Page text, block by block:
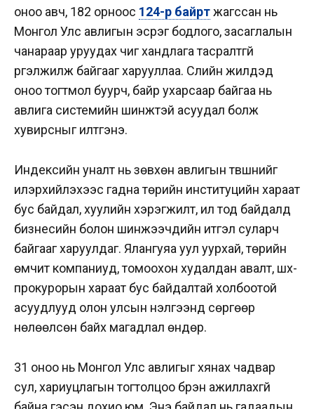
оноо авч, 182 орноос 124-р байртжагссан нь
Монгол Улс авлигын эсрэг бодлого, засаглалын
чанараар уруудах чиг хандлага тасралтгүй
үргэлжилж байгааг харууллаа. Сүүлийн жилүүдэд
оноо тогтмол буурч, байр ухарсаар байгаа нь
авлига системийн шинжтэй асуудал болж
хувирсныг илтгэнэ.
Индексийн уналт нь зөвхөн авлигын түвшнийг
илэрхийлэхээс гадна төрийн институцийн хараат
бус байдал, хуулийн хэрэгжилт, ил тод байдалд
бизнесийн болон шинжээчдийн итгэл суларч
байгааг харуулдаг. Ялангуяа уул уурхай, төрийн
өмчит компаниуд, томоохон худалдан авалт, шүүх-
прокурорын хараат бус байдалтай холбоотой
асуудлууд олон улсын үнэлгээнд сөргөөр
нөлөөлсөн байх магадлал өндөр.
31 оноо нь Монгол Улс авлигыг хянах чадвар
сул, хариуцлагын тогтолцоо бүрэн ажиллахгүй